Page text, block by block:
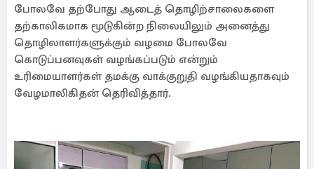
போலவே தற்போது ஆடைத் தொழிற்சாலைகளை
தற்காலிகமாக மூடுகின்ற நிலையிலும் அனைத்து
தொழிலாளர்களுக்கும் வழமை போலவே
கொடுப்பனவுகள் வழங்கப்படும் என்றும்
உரிமையாளர்கள் தமக்கு வாக்குறுதி வழங்கியதாகவும்
வேழமாலிகிதன் தெரிவித்தார்.